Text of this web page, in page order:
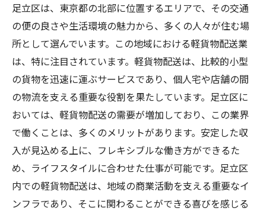
足立区は、東京都の北部に位置するエリアで、その交通
の便の良さや生活環境の魅力から、多くの人々が住む場
所として選んでいます。この地域における軽貨物配送業
は、特に注目されています。軽貨物配送は、比較的小型
の貨物を迅速に運ぶサービスであり、個人宅や店舗の間
の物流を支える重要な役割を果たしています。足立区に
おいては、軽貨物配送の需要が増加しており、この業界
で働くことは、多くのメリットがあります。安定した収
入が見込める上に、フレキシブルな働き方ができるた
め、ライフスタイルに合わせた仕事が可能です。足立区
内での軽貨物配送は、地域の商業活動を支える重要なイ
ンフラであり、そこに関わることができる喜びを感じる